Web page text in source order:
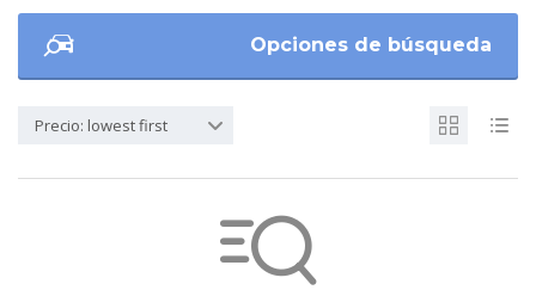
Opciones de búsqueda
Precio: lowest first